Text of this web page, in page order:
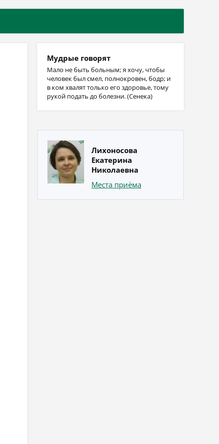
Мудрые говорят
Мало не быть больным; я хочу, чтобы
человек был смел, полнокровен, бодр; и
в ком хвалят только его здоровье, тому
рукой подать до болезни. (Сенека)
Лихоносова
Екатерина
Николаевна
Места приёма